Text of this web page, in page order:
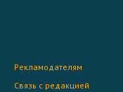
Рекламодателям
Связь с редакцией